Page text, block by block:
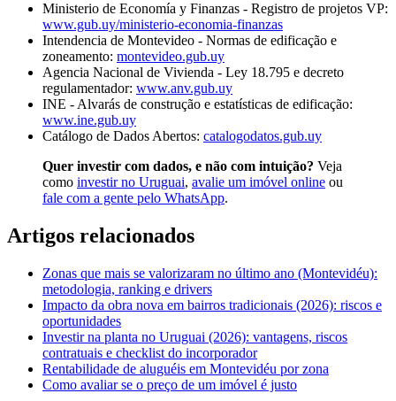
Ministerio de Economía y Finanzas - Registro de projetos VP:
www.gub.uy/ministerio-economia-finanzas
Intendencia de Montevideo - Normas de edificação e
zoneamento: montevideo.gub.uy
Agencia Nacional de Vivienda - Ley 18.795 e decreto
regulamentador: www.anv.gub.uy
INE - Alvarás de construção e estatísticas de edificação:
www.ine.gub.uy
Catálogo de Dados Abertos: catalogodatos.gub.uy
Quer investir com dados, e não com intuição? Veja
como investir no Uruguai, avalie um imóvel online ou
fale com a gente pelo WhatsApp.
Artigos relacionados
Zonas que mais se valorizaram no último ano (Montevidéu):
metodologia, ranking e drivers
Impacto da obra nova em bairros tradicionais (2026): riscos e
oportunidades
Investir na planta no Uruguai (2026): vantagens, riscos
contratuais e checklist do incorporador
Rentabilidade de aluguéis em Montevidéu por zona
Como avaliar se o preço de um imóvel é justo